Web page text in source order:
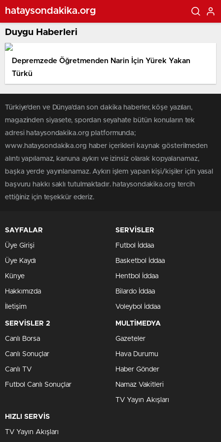
hataysondakika.org
Duygu Haberleri
Depremzede Öğretmenden Narin İçin Yürek Yakan
Türkü
Türkiye'den ve Dünya’dan son dakika haberler, köşe yazıları,
magazinden siyasete, spordan seyahate bütün konuların tek
adresi hataysondakika.org platformunda;
www.hataysondakika.org haber içerikleri kaynak gösterilmeden
alıntı yapılamaz, kanuna aykırı ve izinsiz olarak kopyalanamaz,
başka yerde yayınlanamaz. Aykırı işlem yapan kişi/kişiler için yasal
başvuru hakkı saklı tutulmaktadır. hataysondakika.org tercih
ettiğiniz için teşekkür ederiz.
SAYFALAR
Üye Girişi
Üye Kaydı
Künye
Hakkımızda
İletişim
SERVİSLER
Futbol İddaa
Basketbol İddaa
Hentbol İddaa
Bilardo İddaa
Voleybol İddaa
SERVİSLER 2
Canlı Borsa
Canlı Sonuçlar
Canlı TV
Futbol Canlı Sonuçlar
MULTİMEDYA
Gazeteler
Hava Durumu
Haber Gönder
Namaz Vakitleri
TV Yayın Akışları
HIZLI SERVİS
TV Yayın Akışları